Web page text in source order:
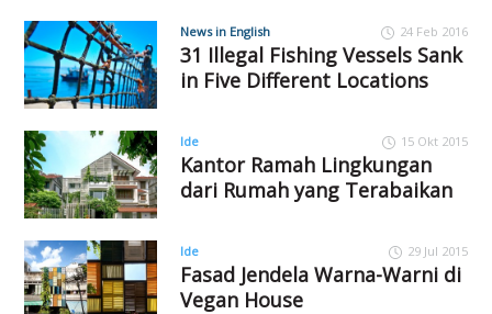
News in English 24 Feb 2016
31 Illegal Fishing Vessels Sank
in Five Different Locations
Ide 15 Okt 2015
Kantor Ramah Lingkungan
dari Rumah yang Terabaikan
Ide 29 Jul 2015
Fasad Jendela Warna-Warni di
Vegan House